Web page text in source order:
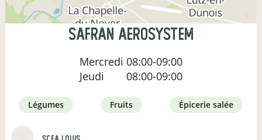
Safran Aerosystem
Mercredi 08:00-09:00
Jeudi
08:00-09:00
légumes fruits épicerie salée